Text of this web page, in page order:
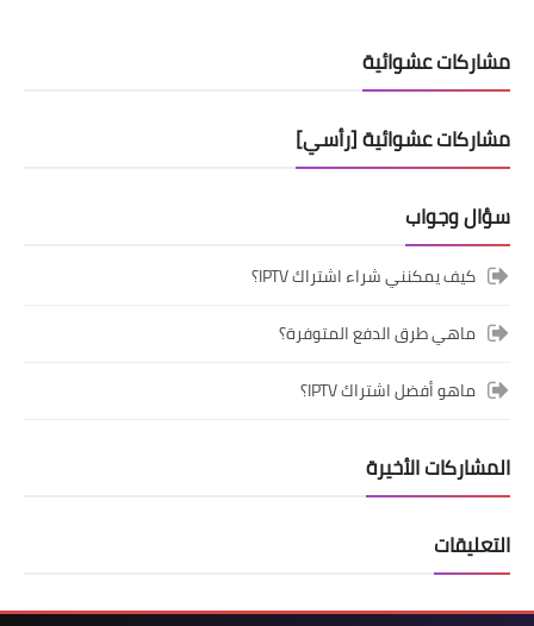
مشاركات عشوائية
مشاركات عشوائية [رأسي]
سؤال وجواب
كيف يمكنني شراء اشتراك IPTV؟
ماهي طرق الدفع المتوفرة؟
ماهو أفضل اشتراك IPTV؟
المشاركات الأخيرة
التعليقات